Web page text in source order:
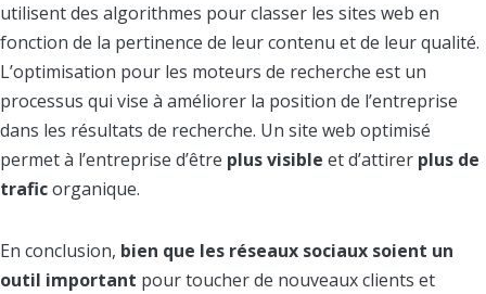
utilisent des algorithmes pour classer les sites web en
fonction de la pertinence de leur contenu et de leur qualité.
L’optimisation pour les moteurs de recherche est un
processus qui vise à améliorer la position de l’entreprise
dans les résultats de recherche. Un site web optimisé
permet à l’entreprise d’être plus visible et d’attirer plus de
traficorganique.
En conclusion, bien que les réseaux sociaux soient un
outil important pour toucher de nouveaux clients et